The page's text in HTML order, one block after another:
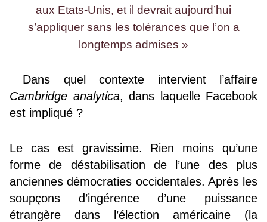
aux Etats-Unis, et il devrait aujourd’hui
s’appliquer sans les tolérances que l’on a
longtemps admises »
Dans quel contexte intervient l’affaire
Cambridge analytica, dans laquelle Facebook
est impliqué ?
Le cas est gravissime. Rien moins qu’une
forme de déstabilisation de l’une des plus
anciennes démocraties occidentales. Après les
soupçons d’ingérence d’une puissance
étrangère dans l’élection américaine (la